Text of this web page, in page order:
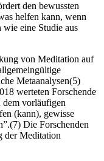
den bewussten
helfen kann, wenn
eine Studie aus
von Meditation auf
Metaanalysen(5)
werteten Forschende
dem vorläufigen
(kann), gewisse
Die Forschenden
der Meditation